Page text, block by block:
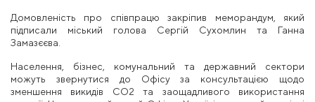
Домовленість про співпрацю закріпив меморандум, який
підписали міський голова Сергій Сухомлин та Ганна
Замазєєва.
Населення, бізнес, комунальний та державний сектори
можуть звернутися до Офісу за консультацією щодо
зменшення викидів СО2 та заощадливого використання